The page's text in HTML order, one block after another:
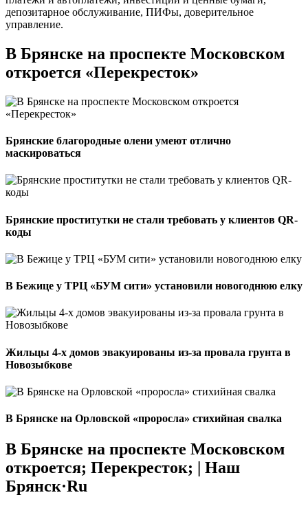
депозитарное обслуживание, ПИФы, доверительное
управление.
В Брянске на проспекте Московском
откроется «Перекресток»
Брянские благородные олени умеют отлично
маскироваться
Брянские проститутки не стали требовать у клиентов QR-
коды
В Бежице у ТРЦ «БУМ сити» установили новогоднюю елку
Жильцы 4-х домов эвакуированы из-за провала грунта в
Новозыбкове
В Брянске на Орловской «проросла» стихийная свалка
В Брянске на проспекте Московском
откроется; Перекресток; | Наш
Брянск·Ru